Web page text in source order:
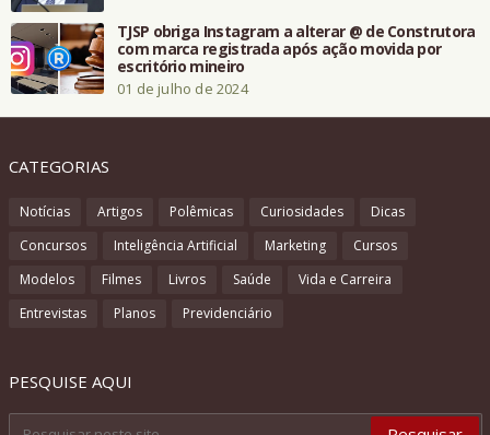
TJSP obriga Instagram a alterar @ de Construtora
com marca registrada após ação movida por
escritório mineiro
01 de julho de 2024
CATEGORIAS
Notícias Artigos Polêmicas Curiosidades
Dicas
Concursos
Inteligência Artificial Marketing
Cursos
Modelos
Filmes Livros Saúde
Vida e Carreira
Entrevistas
Planos Previdenciário
PESQUISE AQUI